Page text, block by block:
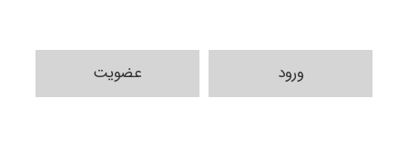
ورود عضویت